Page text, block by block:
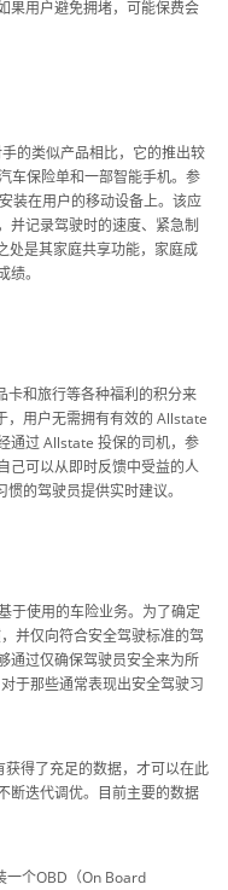
果用户避免拥堵，可能保费会
的类似产品相比，它的推出较
车保险单和一部智能手机。参
装在用户的移动设备上。该应
并记录驾驶时的速度、紧急制
处是其家庭共享功能，家庭成
。
卡和旅行等各种福利的积分来
，用户无需拥有有效的 Allstate
通过 Allstate 投保的司机，参
己可以从即时反馈中受益的人
的驾驶员提供实时建议。
于使用的车险业务。为了确定
并仅向符合安全驾驶标准的驾
通过仅确保驾驶员安全来为所
于那些通常表现出安全驾驶习
获得了充足的数据，才可以在此
断迭代调优。目前主要的数据
一个OBD（On Board